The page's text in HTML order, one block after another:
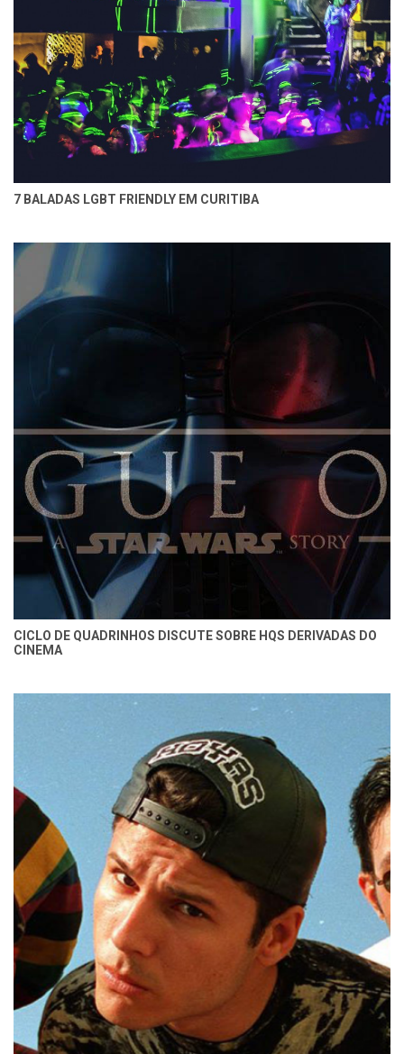
7 BALADAS LGBT FRIENDLY EM CURITIBA
CICLO DE QUADRINHOS DISCUTE SOBRE HQS DERIVADAS DO
CINEMA